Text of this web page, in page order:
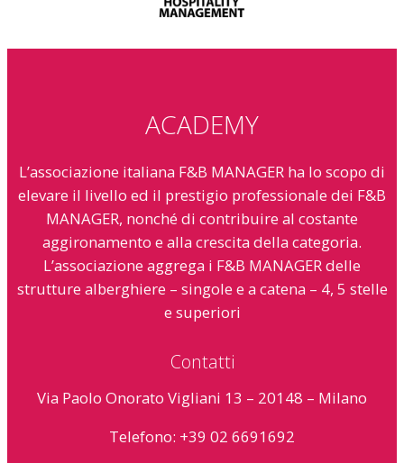
ACADEMY
L’associazione italiana F&B MANAGER ha lo scopo di
elevare il livello ed il prestigio professionale dei F&B
MANAGER, nonché di contribuire al costante
aggironamento e alla crescita della categoria.
L’associazione aggrega i F&B MANAGER delle
strutture alberghiere – singole e a catena – 4, 5 stelle
e superiori
Contatti
Via Paolo Onorato Vigliani 13 – 20148 – Milano
Telefono: +39 02 6691692